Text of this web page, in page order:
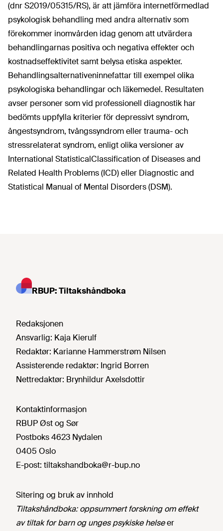
(dnr S2019/05315/RS), är att jämföra internetförmedlad
psykologisk behandling med andra alternativ som
förekommer inomvården idag genom att utvärdera
behandlingarnas positiva och negativa effekter och
kostnadseffektivitet samt belysa etiska aspekter.
Behandlingsalternativeninnefattar till exempel olika
psykologiska behandlingar och läkemedel. Resultaten
avser personer som vid professionell diagnostik har
bedömts uppfylla kriterier för depressivt syndrom,
ångestsyndrom, tvångssyndrom eller trauma- och
stressrelaterat syndrom, enligt olika versioner av
International StatisticalClassification of Diseases and
Related Health Problems (ICD) eller Diagnostic and
Statistical Manual of Mental Disorders (DSM).
RBUP: Tiltakshåndboka
Redaksjonen
Ansvarlig: Kaja Kierulf
Redaktør: Karianne Hammerstrøm Nilsen
Assisterende redaktør: Ingrid Borren
Nettredaktør: Brynhildur Axelsdottir
Kontaktinformasjon
RBUP Øst og Sør
Postboks 4623 Nydalen
0405 Oslo
E-post: tiltakshandboka@r-bup.no
Sitering og bruk av innhold
Tiltakshåndboka: oppsummert forskning om effekt
av tiltak for barn og unges psykiske helseer